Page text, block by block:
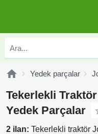
Yedek parçalar
Tekerlekli
Yedek Parçalar
2 ilan: Tekerlekli traktör